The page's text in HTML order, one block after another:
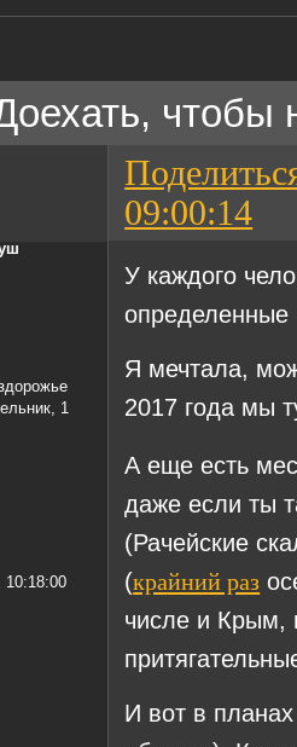
чтобы
09:00:14
1
10:18:00
У каждого
Я мечтала,
2017 года мы
А еще есть
даже если ты
(Рачейские
(крайний раз
числе и Крым,
И вот в